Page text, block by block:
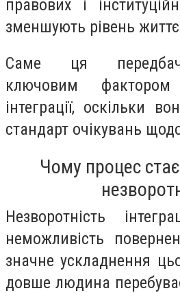
правових і
зменшують рівень
Саме ця
ключовим фактором
інтеграції, оскільки
стандарт очікувань
Чому процес
Незворотність
неможливість
значне ускладнення
довше людина